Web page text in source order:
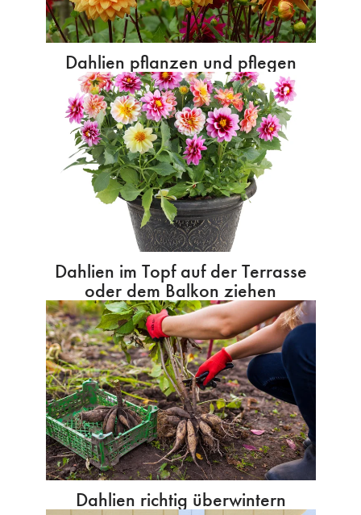
Dahlien pflanzen und pflegen
Dahlien im Topf auf der Terrasse
oder dem Balkon ziehen
Dahlien richtig überwintern